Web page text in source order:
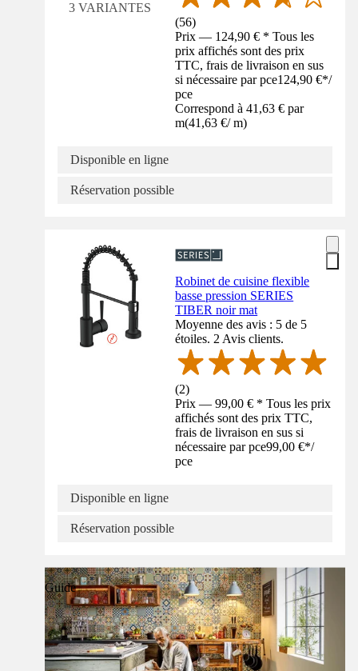
3 VARIANTES
(56)
Prix — 124,90 € * Tous les
prix affichés sont des prix
TTC, frais de livraison en sus
si nécessaire par pce124,90 €*/
pce
Correspond à 41,63 € par
m(41,63 €/ m)
Disponible en ligne
Réservation possible
Robinet de cuisine flexible
basse pression SERIES
TIBER noir mat
Moyenne des avis : 5 de 5
étoiles. 2 Avis clients.
(2)
Prix — 99,00 € * Tous les prix
affichés sont des prix TTC,
frais de livraison en sus si
nécessaire par pce99,00 €*/
pce
Disponible en ligne
Réservation possible
Guide